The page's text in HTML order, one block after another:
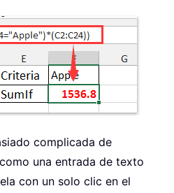
complicada de
una entrada de texto
con un solo clic en el